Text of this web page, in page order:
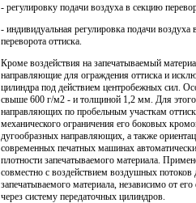
- регулировку подачи воздуха в секцию
- индивидуальная регулировка подачи
переворота оттиска.
Кроме воздействия на запечатываемый
направляющие для ограждения оттиска и
цилиндра под действием центробежных сил.
свыше 600 г/м2 - и толщиной 1,2 мм. Для этого
направляющих по пробельным участкам
механического ограничения его боковых
дугообразных направляющих, а также
современных печатных машинах
плотности запечатываемого материала.
совместно с воздействием воздушных
запечатываемого материала, независимо от
через систему передаточных цилиндров.